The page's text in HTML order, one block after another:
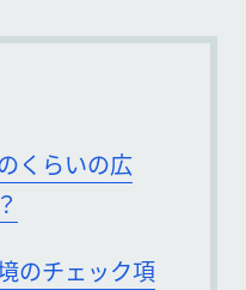
くらいの広
のチェック項